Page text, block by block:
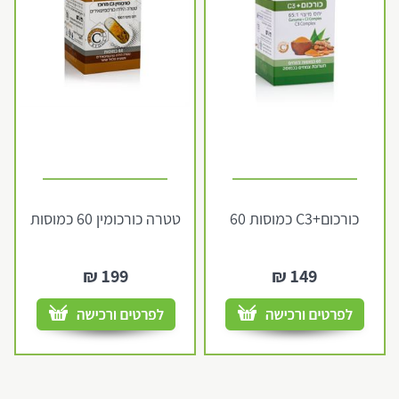
כורכום+C3 כמוסות 60
149
₪
טטרה כורכומין 60 כמוסות
199
₪